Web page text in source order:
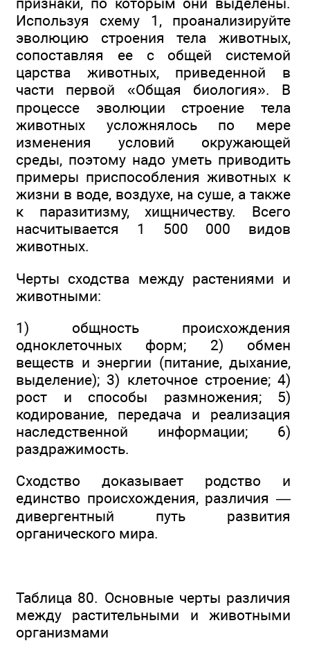
Используя схему 1, проанализируйте
эволюцию строения тела животных,
сопоставляя ее с общей системой
царства животных, приведенной в
части первой «Общая биология». В
процессе эволюции строение тела
животных усложнялось по мере
изменения условий окружающей
среды, поэтому надо уметь приводить
примеры приспособления животных к
жизни в воде, воздухе, на суше, а также
к паразитизму, хищничеству. Всего
насчитывается 1 500 000 видов
животных.
Черты сходства между растениями и
животными:
1) общность происхождения
одноклеточных форм; 2) обмен
веществ и энергии (питание, дыхание,
выделение); 3) клеточное строение; 4)
рост и способы размножения; 5)
кодирование, передача и реализация
наследственной информации; 6)
раздражимость.
Сходство доказывает родство и
единство происхождения, различия —
дивергентный путь развития
органического мира.
Таблица 80. Основные черты различия
между растительными и животными
организмами